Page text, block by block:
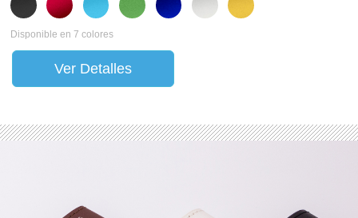
Disponible en 7 colores
Ver Detalles